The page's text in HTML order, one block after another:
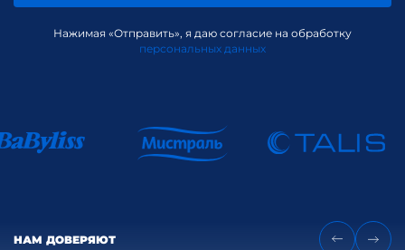
Нажимая «Отправить», я даю согласие на обработку
персональных данных
НАМ ДОВЕРЯЮТ